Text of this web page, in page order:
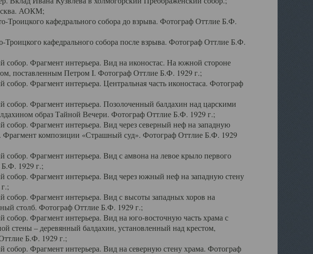
АОКМ;
кафедрального собора до взрыва. Фотограф Оттлие Б.Ф.
Троицкого кафедрального собора после взрыва. Фотограф Оттлие Б.Ф.
Фрагмент интерьера. Вид на иконостас. На южной стороне
поставленным Петром I. Фотограф Оттлие Б.Ф. 1929 г.;
Фрагмент интерьера. Центральная часть иконостаса. Фотограф
Фрагмент интерьера. Позолоченный балдахин над царскими
образ Тайной Вечери. Фотограф Оттлие Б.Ф. 1929 г.;
Фрагмент интерьера. Вид через северный неф на западную
Фрагмент композиции «Страшный суд». Фотограф Оттлие Б.Ф. 1929
Фрагмент интерьера. Вид с амвона на левое крыло первого
Б.Ф. 1929 г.;
Фрагмент интерьера. Вид через южный неф на западную стену
Фрагмент интерьера. Вид с высоты западных хоров на
столб. Фотограф Оттлие Б.Ф. 1929 г.;
Фрагмент интерьера. Вид на юго-восточную часть храма с
стены – деревянный балдахин, установленный над крестом,
Б.Ф. 1929 г.;
Фрагмент интерьера. Вид на северную стену храма. Фотограф